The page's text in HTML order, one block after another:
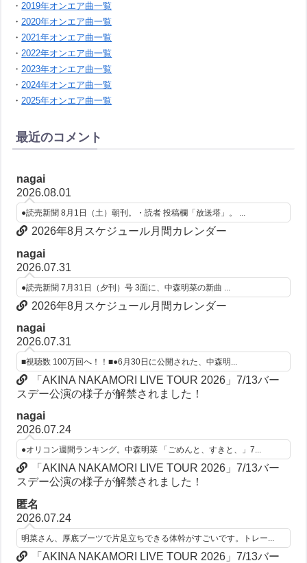
・2019年オンエア曲一覧
・2020年オンエア曲一覧
・2021年オンエア曲一覧
・2022年オンエア曲一覧
・2023年オンエア曲一覧
・2024年オンエア曲一覧
・2025年オンエア曲一覧
最近のコメント
nagai
2026.08.01
●読売新聞 8月1日（土）朝刊。・読者 投稿欄「放送塔」。 ...
2026年8月スケジュール月間カレンダー
nagai
2026.07.31
●読売新聞 7月31日（夕刊）号 3面に、中森明菜の新曲 ...
2026年8月スケジュール月間カレンダー
nagai
2026.07.31
■視聴数 100万回へ！！■●6月30日に公開された、中森明...
「AKINA NAKAMORI LIVE TOUR 2026」7/13バー
スデー公演の様子が解禁されました！
nagai
2026.07.24
●オリコン週間ランキング。中森明菜 「ごめんと、すきと、」7...
「AKINA NAKAMORI LIVE TOUR 2026」7/13バー
スデー公演の様子が解禁されました！
匿名
2026.07.24
明菜さん、厚底ブーツで片足立ちできる体幹がすごいです。トレー...
「AKINA NAKAMORI LIVE TOUR 2026」7/13バー